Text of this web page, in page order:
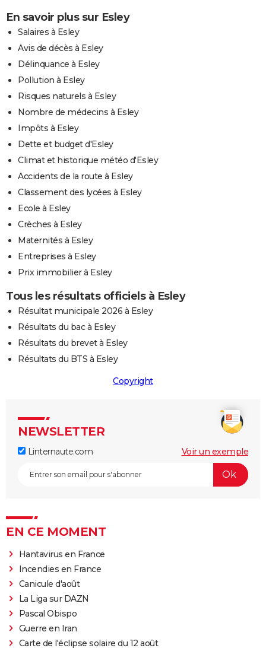
En savoir plus sur Esley
Salaires à Esley
Avis de décès à Esley
Délinquance à Esley
Pollution à Esley
Risques naturels à Esley
Nombre de médecins à Esley
Impôts à Esley
Dette et budget d'Esley
Climat et historique météo d'Esley
Accidents de la route à Esley
Classement des lycées à Esley
Ecole à Esley
Crèches à Esley
Maternités à Esley
Entreprises à Esley
Prix immobilier à Esley
Tous les résultats officiels à Esley
Résultat municipale 2026 à Esley
Résultats du bac à Esley
Résultats du brevet à Esley
Résultats du BTS à Esley
Copyright
NEWSLETTER
Linternaute.com Voir un exemple
EN CE MOMENT
Hantavirus en France
Incendies en France
Canicule d'août
La Liga sur DAZN
Pascal Obispo
Guerre en Iran
Carte de l'éclipse solaire du 12 août